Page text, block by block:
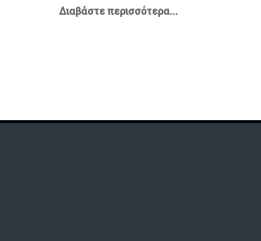
Διαβάστε περισσότερα...